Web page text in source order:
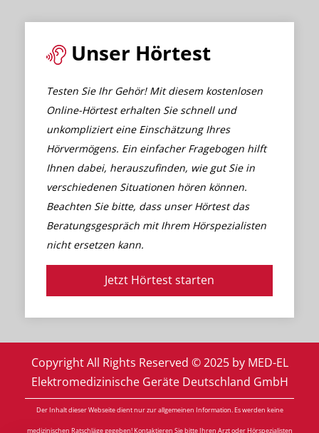
Unser Hörtest
Testen Sie Ihr Gehör! Mit diesem kostenlosen
Online-Hörtest erhalten Sie schnell und
unkompliziert eine Einschätzung Ihres
Hörvermögens. Ein einfacher Fragebogen hilft
Ihnen dabei, herauszufinden, wie gut Sie in
verschiedenen Situationen hören können.
Beachten Sie bitte, dass unser Hörtest das
Beratungsgespräch mit Ihrem Hörspezialisten
nicht ersetzen kann.
Jetzt Hörtest starten
Copyright All Rights Reserved © 2025 by MED-EL
Elektromedizinische Geräte Deutschland GmbH
Der Inhalt dieser Webseite dient nur zur allgemeinen Information. Es werden keine
medizinischen Ratschläge gegeben! Kontaktieren Sie bitte Ihren Arzt oder Hörspezialisten